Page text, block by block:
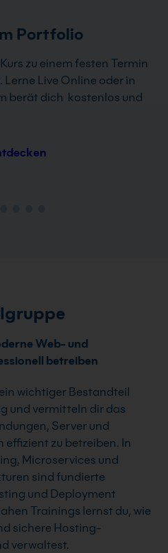
Portfolio
zu einem festen Termin
Live Online oder in
berät dich kostenlos und
Web- und
betreiben
wichtiger Bestandteil
und vermitteln dir das
Server und
zu betreiben. In
Microservices und
sind fundierte
und Deployment
Trainings lernst du, wie
sichere Hosting-
verwaltest.